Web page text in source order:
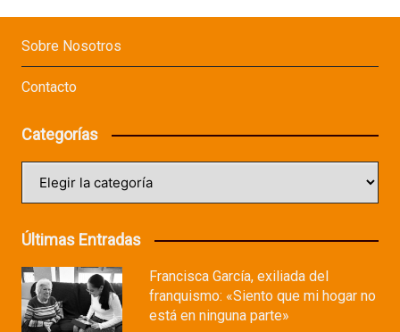
Sobre Nosotros
Contacto
Categorías
Últimas Entradas
Francisca García, exiliada del
franquismo: «Siento que mi hogar no
está en ninguna parte»